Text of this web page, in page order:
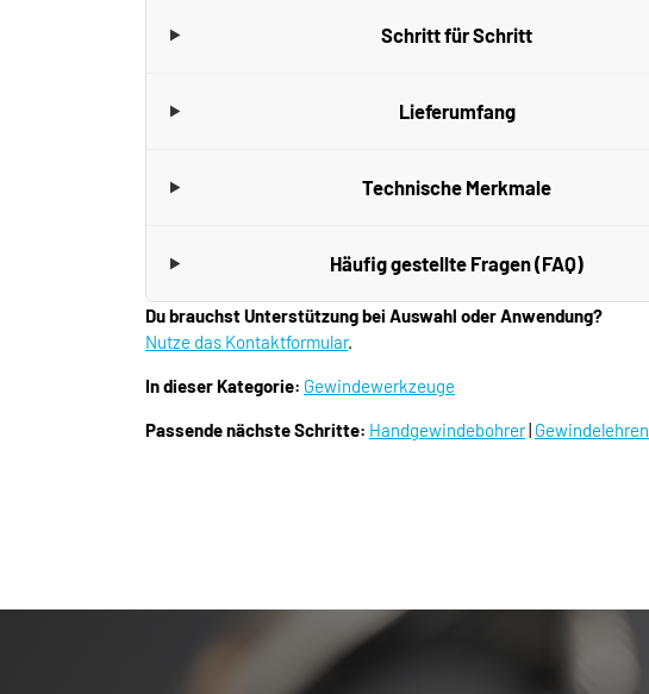
Schritt für Schritt
Lieferumfang
Technische Merkmale
Häufig gestellte Fragen (FAQ)
Du brauchst Unterstützung bei Auswahl oder Anwendung?
Nutze das Kontaktformular.
In dieser Kategorie: Gewindewerkzeuge
Passende nächste Schritte: Handgewindebohrer|